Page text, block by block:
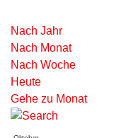
Nach Jahr
Nach Monat
Nach Woche
Heute
Gehe zu Monat